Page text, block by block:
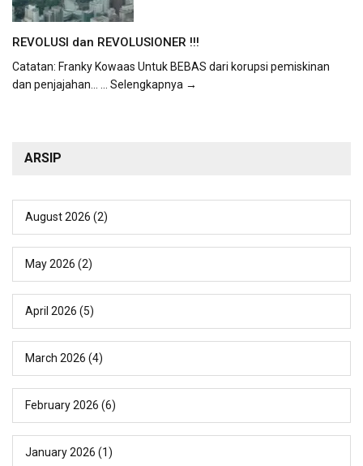
REVOLUSI dan REVOLUSIONER !!!
Catatan: Franky Kowaas Untuk BEBAS dari korupsi pemiskinan
dan penjajahan...
... Selengkapnya →
ARSIP
August 2026 (2)
May 2026 (2)
April 2026 (5)
March 2026 (4)
February 2026 (6)
January 2026 (1)